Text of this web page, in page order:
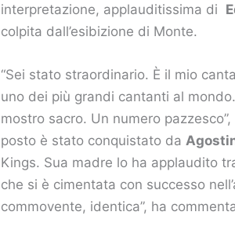
interpretazione, applauditissima di
colpita dall’esibizione di Monte.
“Sei stato straordinario. È il mio
uno dei più grandi cantanti al
mostro sacro. Un numero
posto è stato conquistato da
Kings. Sua madre lo ha applaudito
che si è cimentata con successo
commovente, identica”, ha